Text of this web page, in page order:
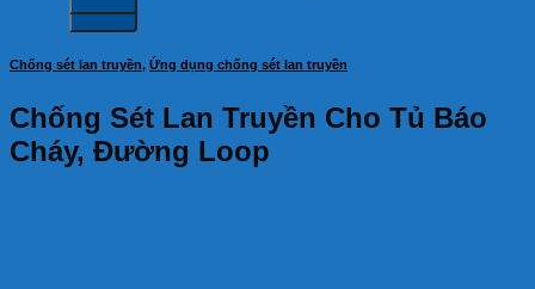
Chống sét lan truyền, Ứng dụng chống sét lan truyền
Chống Sét Lan Truyền Cho Tủ Báo
Cháy, Đường Loop